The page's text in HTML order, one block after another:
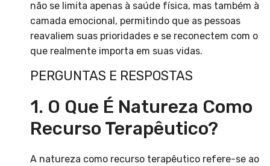
não se limita apenas à saúde física, mas também à
camada emocional, permitindo que as pessoas
reavaliem suas prioridades e se reconectem com o
que realmente importa em suas vidas.
PERGUNTAS E RESPOSTAS
1. O Que É Natureza Como
Recurso Terapêutico?
A natureza como recurso terapêutico refere-se ao